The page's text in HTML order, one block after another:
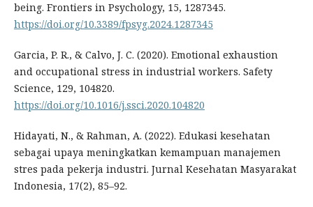
being. Frontiers in Psychology, 15, 1287345.
https://doi.org/10.3389/fpsyg.2024.1287345
Garcia, P. R., & Calvo, J. C. (2020). Emotional exhaustion
and occupational stress in industrial workers. Safety
Science, 129, 104820.
https://doi.org/10.1016/j.ssci.2020.104820
Hidayati, N., & Rahman, A. (2022). Edukasi kesehatan
sebagai upaya meningkatkan kemampuan manajemen
stres pada pekerja industri. Jurnal Kesehatan Masyarakat
Indonesia, 17(2), 85–92.